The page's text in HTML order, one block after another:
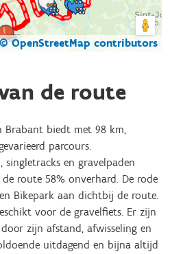
© OpenStreetMap contributors
de route
Brabant biedt met 98 km,
parcours.
singletracks en gravelpaden
route 58% onverhard. De rode
Bikepark aan dichtbij de route.
voor de gravelfiets. Er zijn
zijn afstand, afwisseling en
uitdagend en bijna altijd